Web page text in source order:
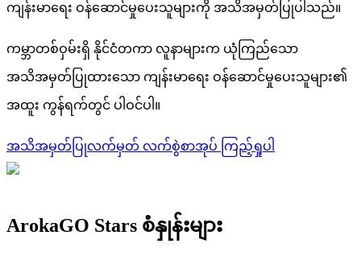
ကျန်းမာရေး ဝန်ဆောင်မှုပေးသူများကို အသိအမှတ်ပြုပါသည်။
ကမ္ဘာတစ်ဝှမ်းရှိ နိုင်ငံတကာ လူနာများက ယုံကြည်သော
အသိအမှတ်ပြုထားသော ကျန်းမာရေး ဝန်ဆောင်မှုပေးသူများ၏
အထူး ကွန်ရက်တွင် ပါဝင်ပါ။
အသိအမှတ်ပြုလက်မှတ် လက်စွဲစာအုပ် ကြည့်ရှုပါ
ArokaGO Stars စံနှုန်းများ